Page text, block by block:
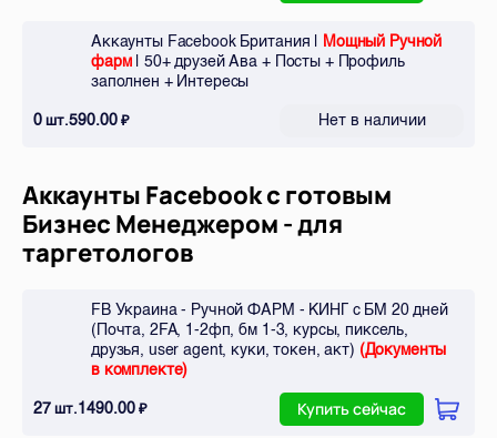
Аккаунты Facebook Британия | Мощный Ручной
фарм| 50+ друзей Ава + Посты + Профиль
заполнен + Интересы
0шт.590.00₽ Нет в наличии
Аккаунты Facebook с готовым
Бизнес Менеджером - для
таргетологов
FB Украина - Ручной ФАРМ - КИНГ с БМ 20 дней
(Почта, 2FA, 1-2фп, бм 1-3, курсы, пиксель,
друзья, user agent, куки, токен, акт) (Документы
в комплекте)
27шт.1490.00₽ Купить сейчас
Всего позиций в корзине
Всего товара в корзине
(шт)
Сумма к оплате (без скидок)